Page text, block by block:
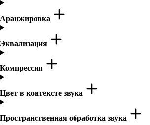
Аранжировка
Эквализация
Компрессия
Цвет в контексте звука
Пространственная обработка звука